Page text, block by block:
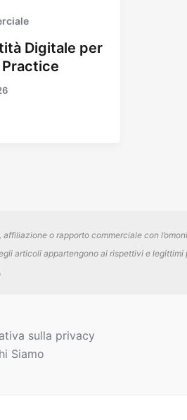
Digitale per
Practice
o rapporto commerciale con
articoli appartengono ai rispettivi e
sulla privacy
Siamo